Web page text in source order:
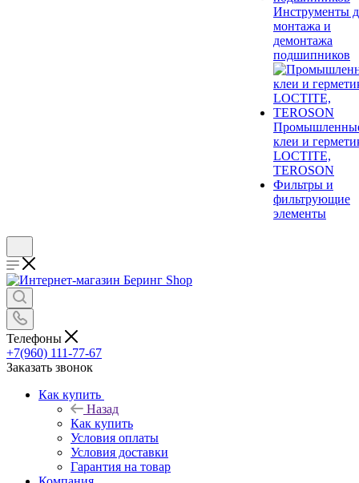
Инструменты
монтажа и
демонтажа
подшипников
клеи и
LOCTITE,
TEROSON
Фильтры и
фильтрующие
элементы
Телефоны
+7(960) 111-77-67
Заказать звонок
Как купить
Назад
Как купить
Условия оплаты
Условия доставки
Гарантия на товар